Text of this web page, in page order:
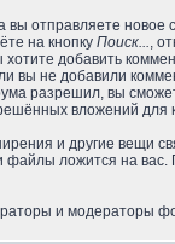
вы отправляете
на кнопку Поиск...,
добавить
вы не добавили
разрешил, вы
вложений для
и другие вещи
файлы ложится на
и модераторы